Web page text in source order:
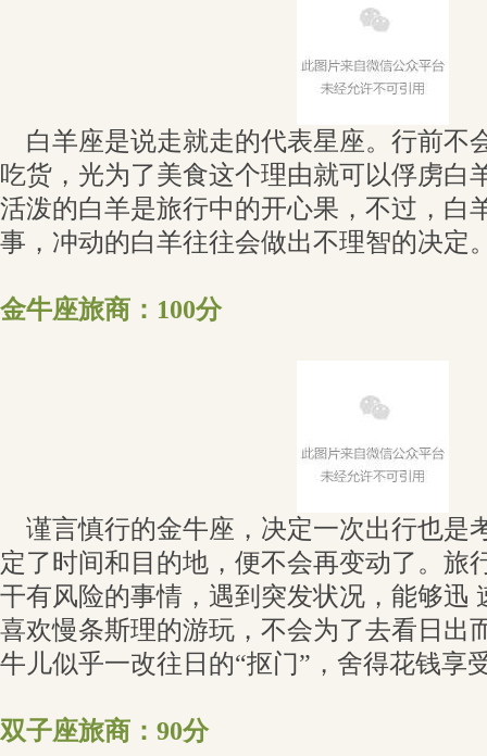
白羊座是说走就走的代表星座。行前不
吃货，光为了美食这个理由就可以俘虏白
活泼的白羊是旅行中的开心果，不过，白
事，冲动的白羊往往会做出不理智的决定
金牛座旅商：100分
谨言慎行的金牛座，决定一次出行也是
定了时间和目的地，便不会再变动了。旅
干有风险的事情，遇到突发状况，能够迅
喜欢慢条斯理的游玩，不会为了去看日出
牛儿似乎一改往日的“抠门”，舍得花钱享
双子座旅商：90分